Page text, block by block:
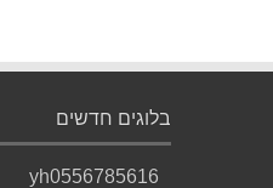
בלוגים חדשים
yh0556785616